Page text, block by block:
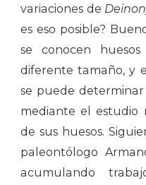
variaciones de
es eso posible?
se conocen
diferente tamaño, y
se puede
mediante el estudio
de sus huesos.
paleontólogo
acumulando